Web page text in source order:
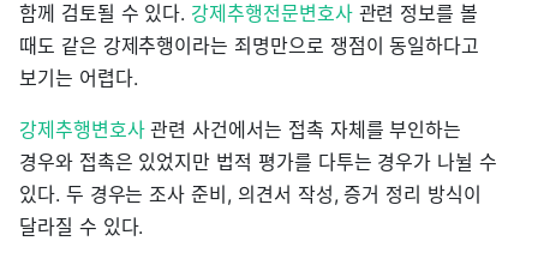
함께 검토될 수 있다. 강제추행전문변호사관련 정보를 볼
때도 같은 강제추행이라는 죄명만으로 쟁점이 동일하다고
보기는 어렵다.
강제추행변호사관련 사건에서는 접촉 자체를 부인하는
경우와 접촉은 있었지만 법적 평가를 다투는 경우가 나뉠 수
있다. 두 경우는 조사 준비, 의견서 작성, 증거 정리 방식이
달라질 수 있다.